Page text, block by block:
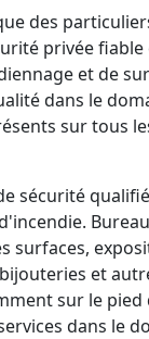
des
privée fiable
et de
dans le
sur tous
sécurité
surfaces,
et
sur le
dans le